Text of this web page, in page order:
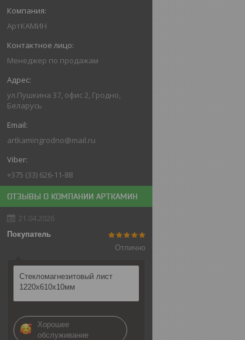
АртКАМИН
Менеджер по продажам
ул.Пушкина 37, офис 2, Гродно,
Беларусь
artkamingrodno@mail.ru
+375 (33) 626-11-88
ОТЗЫВЫ О КОМПАНИИ АРТКАМИН
21.04.2026
Покупатель
Отлично
Стекломагнезитовый лист
1220х610х10мм
Хорошее
обслуживание